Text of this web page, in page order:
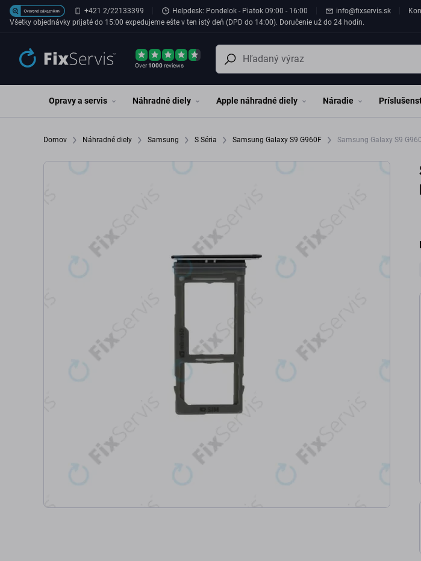
Preskočiť na hlavný obsah+421 2/22133399 Helpdesk: Pondelok - Piatok 09:00 - 16:00 info@fixservis.sk
Všetky objednávky prijaté do 15:00 expedujeme ešte v ten istý deň (DPD do 14:00). Doručenie už do 24 hodín.
Over1000reviews
Opravy a servis Náhradné diely Apple náhradné diely Náradie
Domov Náhradné diely Samsung S Séria Samsung Galaxy S9 G960F Samsung Galaxy S9